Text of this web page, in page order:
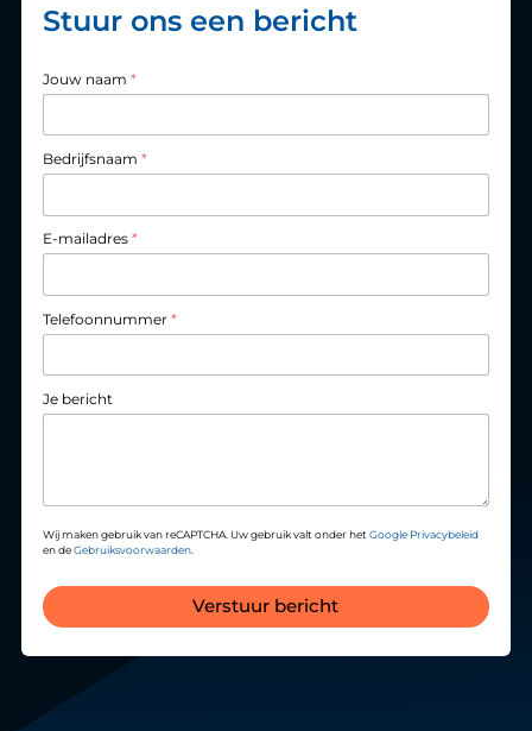
Stuur ons een bericht
Jouw naam *
Bedrijfsnaam *
E-mailadres *
Telefoonnummer *
Je bericht
Wij maken gebruik van reCAPTCHA. Uw gebruik valt onder het Google Privacybeleid
en deGebruiksvoorwaarden.
Verstuur bericht